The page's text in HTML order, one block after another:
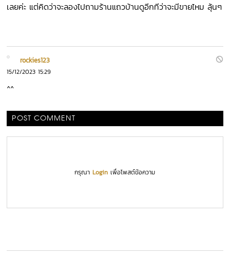
เลยค่ะ แต่คิดว่าจะลองไปถามร้านแถวบ้านดูอีกทีว่าจะมีขายไหม ลุ้นๆ
rockies123
15/12/2023 15:29
^^
POST COMMENT
กรุณาLogin เพื่อโพสต์ข้อความ